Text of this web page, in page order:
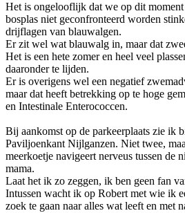
Het is ongelooflijk dat we op dit moment
bosplas niet geconfronteerd worden
drijflagen van blauwalgen.
Er zit wel wat blauwalg in, maar dat
Het is een hete zomer en heel veel
daaronder te lijden.
Er is overigens wel een negatief
maar dat heeft betrekking op te hoge
en Intestinale Enterococcen.
Bij aankomst op de parkeerplaats zie ik
Paviljoenkant Nijlganzen. Niet twee,
meerkoetje navigeert nerveus tussen de
mama.
Laat het ik zo zeggen, ik ben geen fan
Intussen wacht ik op Robert met wie ik
zoek te gaan naar alles wat leeft en met